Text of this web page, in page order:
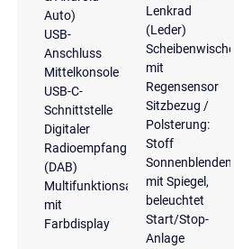
Auto)
USB-
Anschluss
Mittelkonsole
USB-C-
Schnittstelle
Digitaler
Radioempfang
(DAB)
Multifunktionsanzeige
mit
Farbdisplay
Lenkrad
(Leder)
Scheibenwischer
mit
Regensensor
Sitzbezug /
Polsterung:
Stoff
Sonnenblenden
mit Spiegel,
beleuchtet
Start/Stop-
Anlage